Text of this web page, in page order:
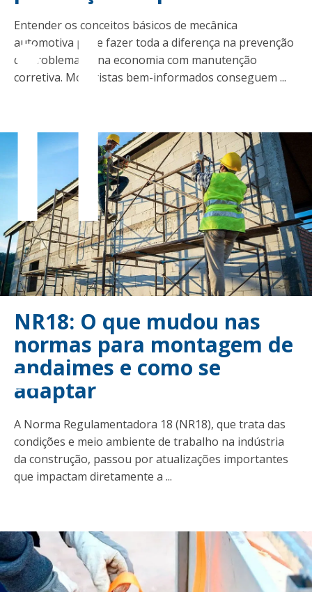
Entender os conceitos básicos de mecânica
automotiva pode fazer toda a diferença na prevenção
de problemas e na economia com manutenção
corretiva. Motoristas bem-informados conseguem ...
NR18: O que mudou nas
normas para montagem de
andaimes e como se
adaptar
A Norma Regulamentadora 18 (NR18), que trata das
condições e meio ambiente de trabalho na indústria
da construção, passou por atualizações importantes
que impactam diretamente a ...